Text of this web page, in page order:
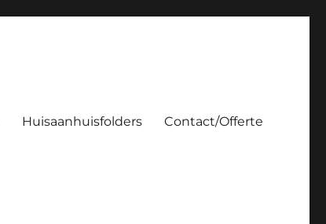
Huisaanhuisfolders Contact/Offerte